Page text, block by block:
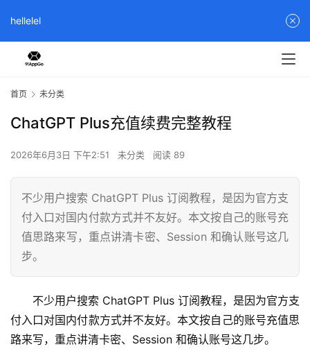
首页 未分类
ChatGPT Plus充值续费完整教程
2026年6月3日 下午2:51 未分类 阅读 89
不少用户搜索 ChatGPT Plus 订阅教程，是因为官方支
付入口对国内付款方式并不友好。本文按自己的账号充
值思路来写，重点讲清卡密、Session 和确认账号这几
步。
不少用户搜索 ChatGPT Plus 订阅教程，是因为官方支
付入口对国内付款方式并不友好。本文按自己的账号充值思
路来写，重点讲清卡密、Session 和确认账号这几步。
hellelel